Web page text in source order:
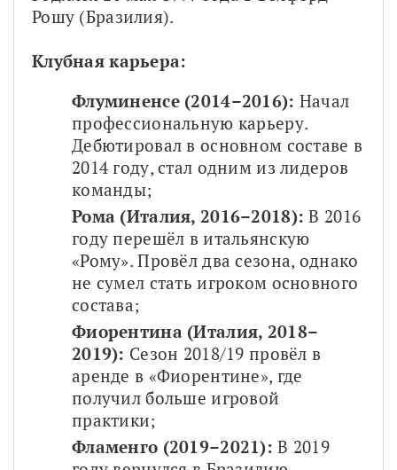
Рошу (Бразилия).
Клубная карьера:
Флуминенсе (2014–2016): Начал
профессиональную карьеру.
Дебютировал в основном составе в
2014 году, стал одним из лидеров
команды;
Рома (Италия, 2016–2018): В 2016
году перешёл в итальянскую
«Рому». Провёл два сезона, однако
не сумел стать игроком основного
состава;
Фиорентина (Италия, 2018–
2019): Сезон 2018/19 провёл в
аренде в «Фиорентине», где
получил больше игровой
практики;
Фламенго (2019–2021): В 2019